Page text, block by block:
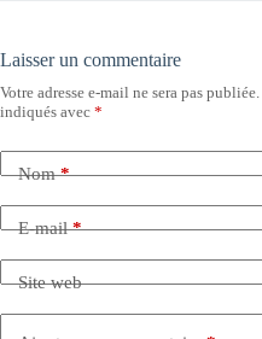
Laisser un commentaire
Votre adresse e-mail ne sera pas publiée.
indiqués avec *
Nom*
E-mail*
Site web